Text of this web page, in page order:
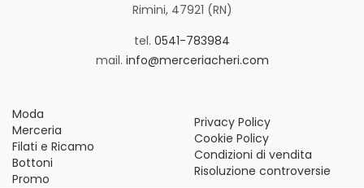
Rimini, 47921 (RN)
tel. 0541-783984
mail. info@merceriacheri.com
Moda
Merceria
Filati e Ricamo
Bottoni
Promo
Privacy Policy
Cookie Policy
Condizioni di vendita
Risoluzione controversie